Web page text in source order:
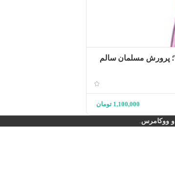
کارگاه “کودکِ احساس” دوره‌3 ترم۲؛ پرورش مسلمان سالم
1,100,000 تومان
و ووکامرس.